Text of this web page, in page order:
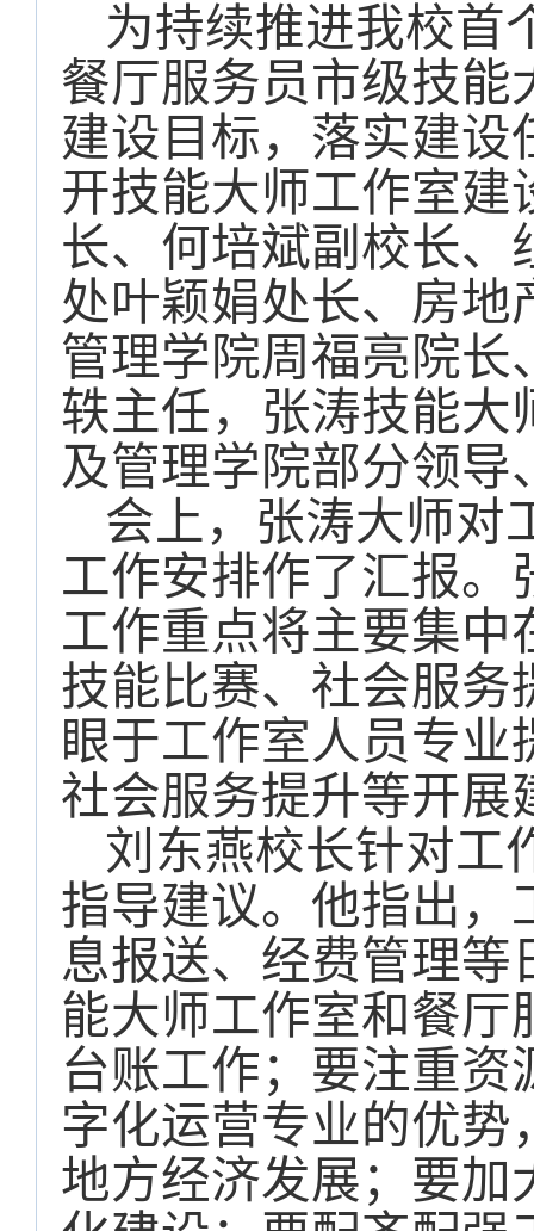
为持续推进我校首
餐厅服务员市级技能
建设目标，落实建设
开技能大师工作室建
长、何培斌副校长、
处叶颖娟处长、房地
管理学院周福亮院长
轶主任，张涛技能大
及管理学院部分领
会上，张涛大师对
工作安排作了汇报。
工作重点将主要集中
技能比赛、社会服务
眼于工作室人员专
社会服务提升等开展
刘东燕校长针对工
指导建议。他指出，
息报送、经费管理
能大师工作室和餐厅
台账工作；要注重
字化运营专业的优势
地方经济发展；要加